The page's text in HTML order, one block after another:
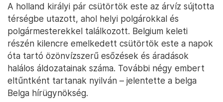
A holland királyi pár csütörtök este az árvíz sújtotta
térségbe utazott, ahol helyi polgárokkal és
polgármesterekkel találkozott. Belgium keleti
részén kilencre emelkedett csütörtök este a napok
óta tartó özönvízszerű esőzések és áradások
halálos áldozatainak száma. További négy embert
eltűntként tartanak nyilván – jelentette a belga
Belga hírügynökség.